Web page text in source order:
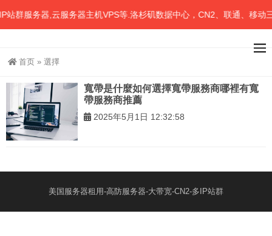
群服务器,云服务器主机VPS等.洛杉矶数据中心，CN2、联通、移动
首页 » 選擇
寬帶是什麼如何選擇寬帶服務商哪裡有寬
帶服務商推薦
2025年5月1日 12:32:58
美国服务器租用-高防服务器-大带宽-CN2-多IP站群